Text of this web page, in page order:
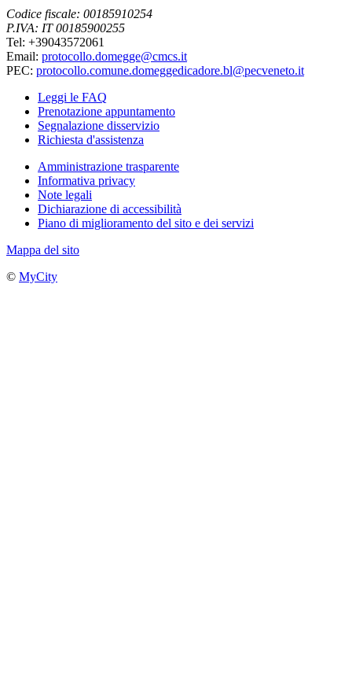
Codice fiscale: 00185910254
P.IVA: IT 00185900255
Tel: +39043572061
Email: protocollo.domegge@cmcs.it
PEC: protocollo.comune.domeggedicadore.bl@pecveneto.it
Leggi le FAQ
Prenotazione appuntamento
Segnalazione disservizio
Richiesta d'assistenza
Amministrazione trasparente
Informativa privacy
Note legali
Dichiarazione di accessibilità
Piano di miglioramento del sito e dei servizi
Mappa del sito
© MyCity